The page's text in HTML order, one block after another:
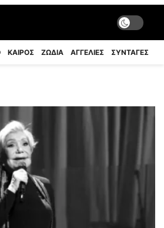
ΚΑΙΡΟΣ ΖΩΔΙΑ ΑΓΓΕΛΙΕΣ ΣΥΝΤΑΓΈΣ